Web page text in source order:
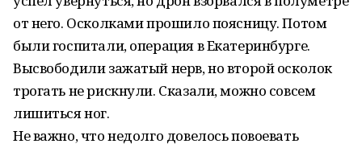
от него. Осколками прошило поясницу. Потом
были госпитали, операция в Екатеринбурге.
Высвободили зажатый нерв, но второй осколок
трогать не рискнули. Сказали, можно совсем
лишиться ног.
Не важно, что недолго довелось повоевать